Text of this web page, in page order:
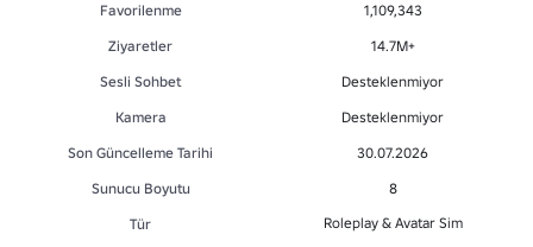
Favorilenme
1,109,343
Ziyaretler
14.7M+
Sesli Sohbet
Desteklenmiyor
Kamera
Desteklenmiyor
Son Güncelleme Tarihi
30.07.2026
Sunucu Boyutu
8
Tür
Roleplay & Avatar Sim